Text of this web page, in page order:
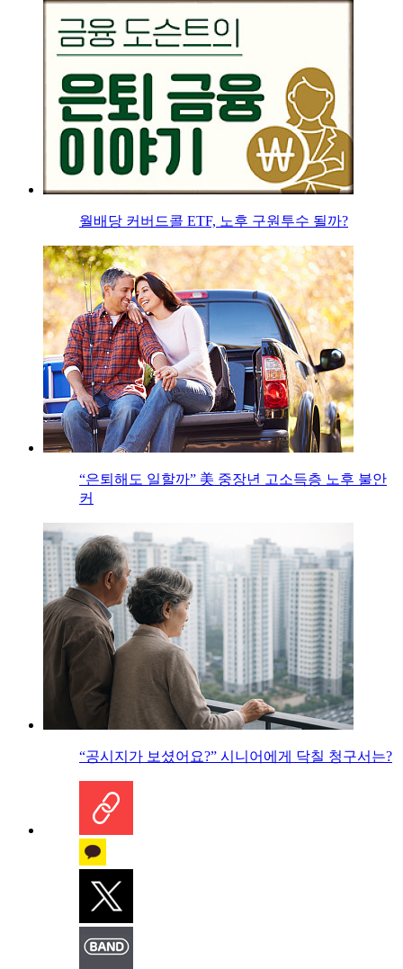
월배당 커버드콜 ETF, 노후 구원투수 될까?
“은퇴해도 일할까” 美 중장년 고소득층 노후 불안
커
“공시지가 보셨어요?” 시니어에게 닥칠 청구서는?